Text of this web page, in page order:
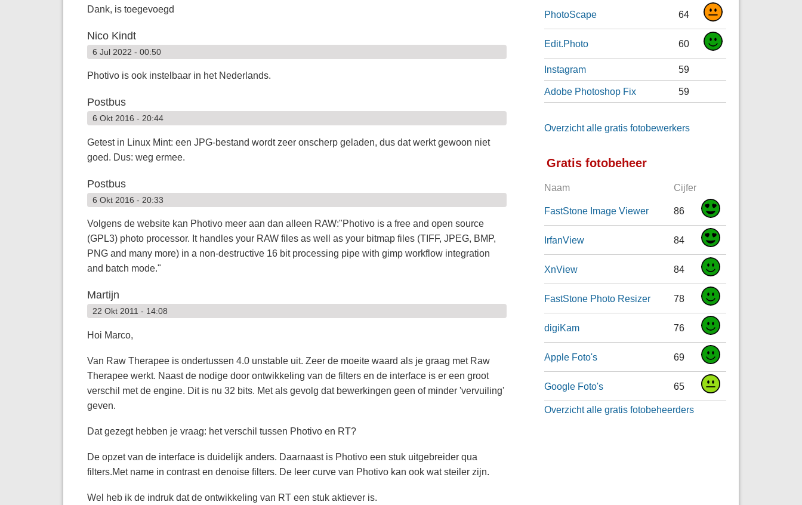
Dank, is toegevoegd
Nico Kindt
6 Jul 2022 - 00:50
Photivo is ook instelbaar in het Nederlands.
Postbus
6 Okt 2016 - 20:44
Getest in Linux Mint: een JPG-bestand wordt zeer onscherp geladen, dus dat werkt gewoon niet
goed. Dus: weg ermee.
Postbus
6 Okt 2016 - 20:33
Volgens de website kan Photivo meer aan dan alleen RAW:"Photivo is a free and open source
(GPL3) photo processor. It handles your RAW files as well as your bitmap files (TIFF, JPEG, BMP,
PNG and many more) in a non-destructive 16 bit processing pipe with gimp workflow integration
and batch mode."
Martijn
22 Okt 2011 - 14:08
Hoi Marco,
Van Raw Therapee is ondertussen 4.0 unstable uit. Zeer de moeite waard als je graag met Raw
Therapee werkt. Naast de nodige door ontwikkeling van de filters en de interface is er een groot
verschil met de engine. Dit is nu 32 bits. Met als gevolg dat bewerkingen geen of minder 'vervuiling'
geven.
Dat gezegt hebben je vraag: het verschil tussen Photivo en RT?
De opzet van de interface is duidelijk anders. Daarnaast is Photivo een stuk uitgebreider qua
filters.Met name in contrast en denoise filters. De leer curve van Photivo kan ook wat steiler zijn.
Wel heb ik de indruk dat de ontwikkeling van RT een stuk aktiever is.
PhotoScape 64
Edit.Photo 60
Instagram 59
Adobe Photoshop Fix 59
Overzicht alle gratis fotobewerkers
Gratis fotobeheer
Naam Cijfer
FastStone Image Viewer 86
IrfanView 84
XnView 84
FastStone Photo Resizer 78
digiKam 76
Apple Foto's 69
Google Foto's 65
Overzicht alle gratis fotobeheerders